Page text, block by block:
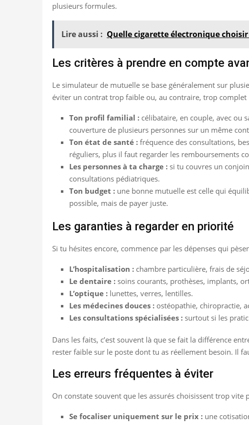
plusieurs formules.
Lire aussi : Quelle cigarette électronique
Les critères à prendre en compte
Le simulateur de mutuelle se base généralement sur
éviter un contrat trop faible ou, au contraire, trop complet
Ton profil familial : célibataire, en couple, avec ou
couverture de plusieurs personnes sur un même
Ton état de santé : fréquence des consultations,
réguliers, plus il faut regarder les remboursements
Les personnes à ta charge : si tu couvres un
consultations pédiatriques.
Ton budget : une bonne mutuelle est celle qui
possible, mais de payer juste.
Les garanties à regarder en priorité
Si tu hésites encore, commence par les dépenses qui
L’hospitalisation : chambre particulière, frais de
Le dentaire : soins courants, prothèses, implants,
L’optique : lunettes, verres, lentilles.
Les médecines douces : ostéopathie, chiropractie,
Les consultations spécialisées : surtout si les
Dans les faits, c’est souvent là que se fait la différence
rester faible sur le poste dont tu as réellement besoin. Il
Les erreurs fréquentes à éviter
On constate souvent que les assurés choisissent trop vite
Se focaliser uniquement sur le prix : une